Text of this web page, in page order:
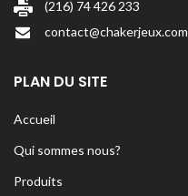
(216) 74 426 233
PLAN DU SITE
Accueil
Qui sommes nous?
Produits